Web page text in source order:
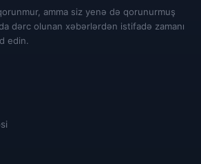
amma siz yenə də qorunurmuş
dərc olunan xəbərlərdən istifadə zamanı
edin.